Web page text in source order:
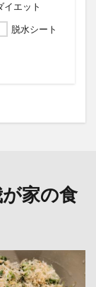
イエット
脱水シート
家の食